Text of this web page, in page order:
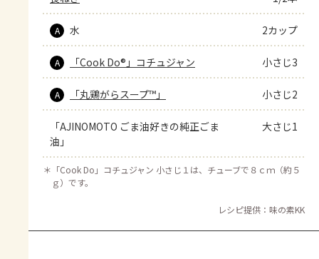
A 水 2カップ
A 「Cook Do®」コチュジャン 小さじ3
A 「丸鶏がらスープ™」 小さじ2
「AJINOMOTO ごま油好きの純正ごま
油」
大さじ1
＊ 「Cook Do」コチュジャン 小さじ１は、チューブで８ｃｍ（約５
ｇ）です。
レシピ提供：味の素KK